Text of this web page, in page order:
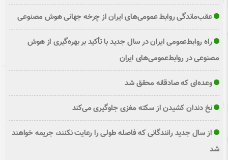
عقب‌ماندگی روابط عمومی‌های ایران از چرخه جهانی هوش مصنوعی
راه روابط‌عمومی ایران در سال جدید با تأکید بر بهره‌گیری از هوش
مصنوعی در روابط‌عمومی‌های ایران
وعده‌ای که صادقانه محقق شد
نخ دندان کشیدن از سکته مغزی جلوگیری می‌کند
از سال جدید رانندگانی که فاصله طولی را رعایت نکنند، جریمه خواهند
شد